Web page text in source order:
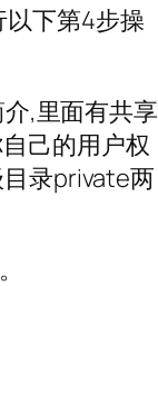
以下第4步操
,里面有共享
己的用户权
录private两